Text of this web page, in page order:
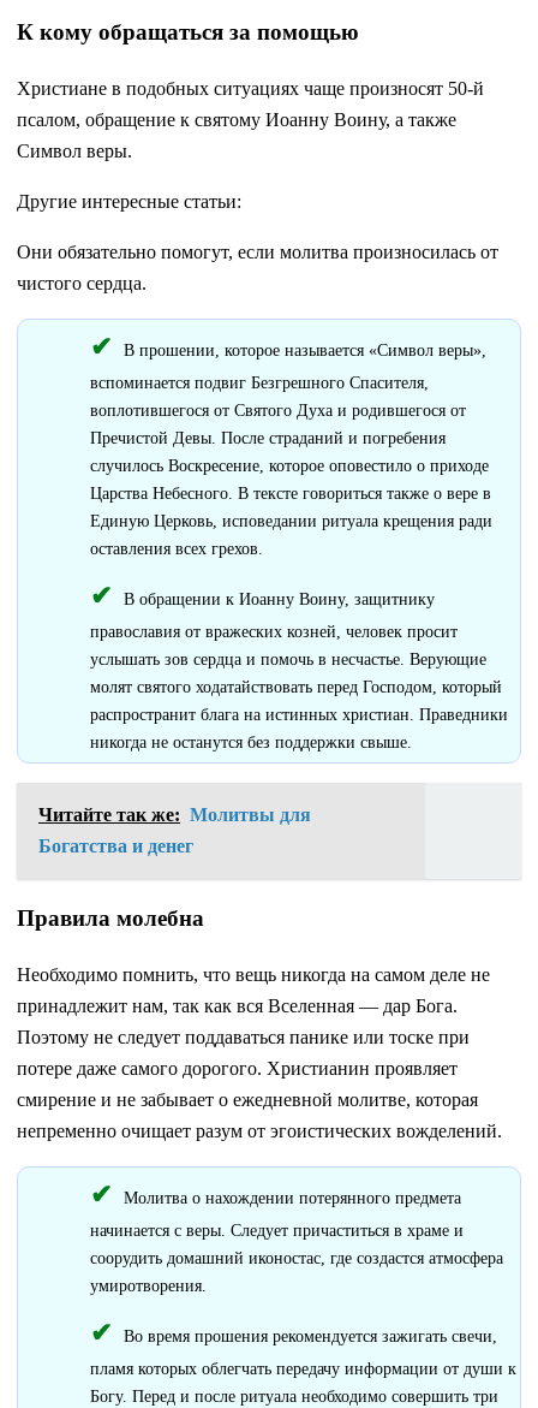
К кому обращаться за помощью
Христиане в подобных ситуациях чаще произносят 50-й
псалом, обращение к святому Иоанну Воину, а также
Символ веры.
Другие интересные статьи:
Они обязательно помогут, если молитва произносилась от
чистого сердца.
В прошении, которое называется «Символ веры»,
вспоминается подвиг Безгрешного Спасителя,
воплотившегося от Святого Духа и родившегося от
Пречистой Девы. После страданий и погребения
случилось Воскресение, которое оповестило о приходе
Царства Небесного. В тексте говориться также о вере в
Единую Церковь, исповедании ритуала крещения ради
оставления всех грехов.
В обращении к Иоанну Воину, защитнику
православия от вражеских козней, человек просит
услышать зов сердца и помочь в несчастье. Верующие
молят святого ходатайствовать перед Господом, который
распространит блага на истинных христиан. Праведники
никогда не останутся без поддержки свыше.
Читайте так же: Молитвы для
Богатства и денег
Правила молебна
Необходимо помнить, что вещь никогда на самом деле не
принадлежит нам, так как вся Вселенная — дар Бога.
Поэтому не следует поддаваться панике или тоске при
потере даже самого дорогого. Христианин проявляет
смирение и не забывает о ежедневной молитве, которая
непременно очищает разум от эгоистических вожделений.
Молитва о нахождении потерянного предмета
начинается с веры. Следует причаститься в храме и
соорудить домашний иконостас, где создастся атмосфера
умиротворения.
Во время прошения рекомендуется зажигать свечи,
пламя которых облегчать передачу информации от души к
Богу. Перед и после ритуала необходимо совершить три